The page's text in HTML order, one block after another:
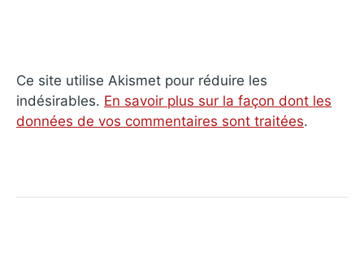
Ce site utilise Akismet pour réduire les
indésirables. En savoir plus sur la façon dont les
données de vos commentaires sont traitées.